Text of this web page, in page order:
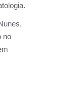
no